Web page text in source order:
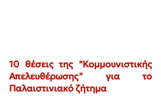
10 θέσεις της "Κομμουνιστικής
Απελευθέρωσης" για το
Παλαιστινιακό ζήτημα